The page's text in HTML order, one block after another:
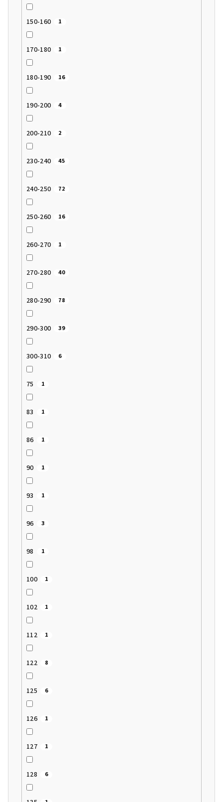
150-160 1
170-180 1
180-190 16
190-200 4
200-210 2
230-240 45
240-250 72
250-260 16
260-270 1
270-280 40
280-290 78
290-300 39
300-310 6
75 1
83 1
86 1
90 1
93 1
96 3
98 1
100 1
102 1
112 1
122 8
125 6
126 1
127 1
128 6